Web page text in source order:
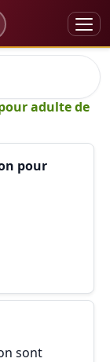
adulte de
pour
sont